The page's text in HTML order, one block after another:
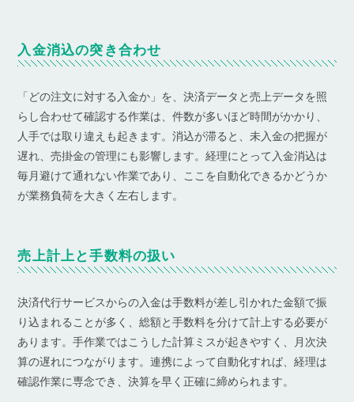
入金消込の突き合わせ
「どの注文に対する入金か」を、決済データと売上データを照
らし合わせて確認する作業は、件数が多いほど時間がかかり、
人手では取り違えも起きます。消込が滞ると、未入金の把握が
遅れ、売掛金の管理にも影響します。経理にとって入金消込は
毎月避けて通れない作業であり、ここを自動化できるかどうか
が業務負荷を大きく左右します。
売上計上と手数料の扱い
決済代行サービスからの入金は手数料が差し引かれた金額で振
り込まれることが多く、総額と手数料を分けて計上する必要が
あります。手作業ではこうした計算ミスが起きやすく、月次決
算の遅れにつながります。連携によって自動化すれば、経理は
確認作業に専念でき、決算を早く正確に締められます。